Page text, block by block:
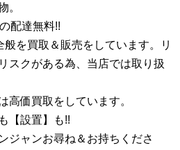
。
配達無料!!
を買取＆販売をしています。リ
スクがある為、当店では取り扱
価買取をしています。
【設置】も!!
ジャンお尋ね＆お持ちくださ